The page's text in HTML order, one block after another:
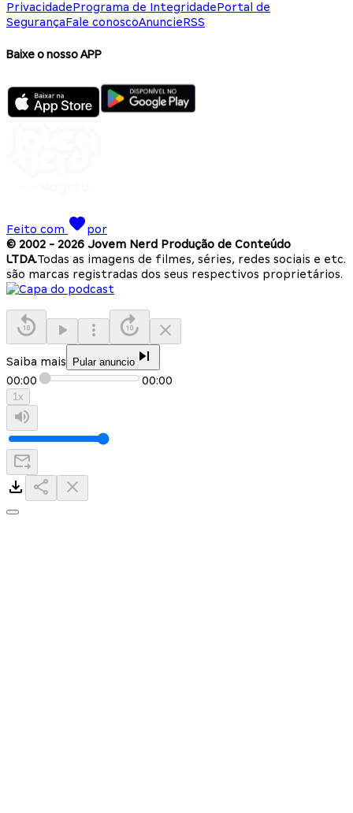
PrivacidadePrograma de IntegridadePortal de
SegurançaFale conoscoAnuncieRSS
Baixe o nosso APP
Feito com
por
© 2002 - 2026 Jovem Nerd Produção de Conteúdo
LTDA.Todas as imagens de filmes, séries, redes sociais e etc.
são marcas registradas dos seus respectivos proprietários.
Saiba mais Pular anuncio
00:00 00:00
1 x